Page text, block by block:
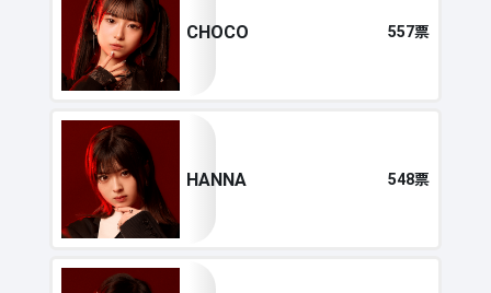
CHOCO 557票
HANNA 548票